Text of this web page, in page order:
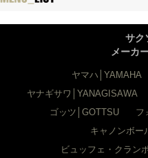
サク
メーカ
ヤマハ│YAMAHA
ヤナギサワ│YANAGISAWA
ゴッツ│GOTTSU
フ
キャノンボー
ビュッフェ・クラン